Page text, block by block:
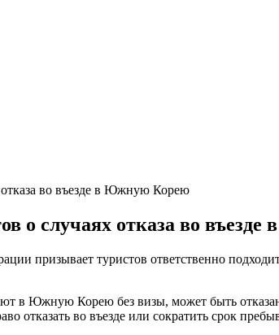
во въезде в Южную Корею
о случаях отказа во
призывает туристов ответственно
в Южную Корею без визы, может быть
отказать во въезде или сократить срок